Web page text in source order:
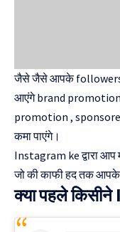
जैसे जैसे आपके followers
आएंगे brand
promotion ,
कमा पाएंगे।
Instagram ke द्वारा आप
जो की काफी हद तक आपके
क्या पहले